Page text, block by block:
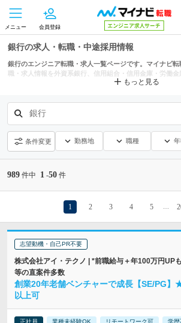
メニュー 会員登録
銀行の求人・転職・中途採用情報
銀行のエンジニア転職・求人一覧ページです。マイナビ
職・求人情報を外資系銀行、信用組合・信用金庫・労働
もっと見る
銀行
条件変更 勤務地 職種
989 件中 1 -50 件
1 2 3 4 5
志望動機・自己PR不要
株式会社アイ・テクノ | *前職給与＋年100万円UP
等の直案件多数
創業20年老舗ベンチャーで成長【SE/PG
以上可
正社員 業種未経験OK リモートワーク可 学歴